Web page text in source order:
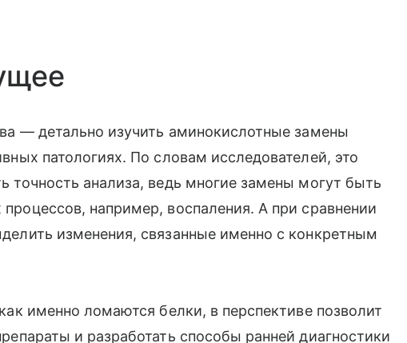
— детально изучить аминокислотные замены
патологиях. По словам исследователей, это
точность анализа, ведь многие замены могут быть
например, воспаления. А при сравнении
изменения, связанные именно с конкретным
именно ломаются белки, в перспективе позволит
и разработать способы ранней диагностики